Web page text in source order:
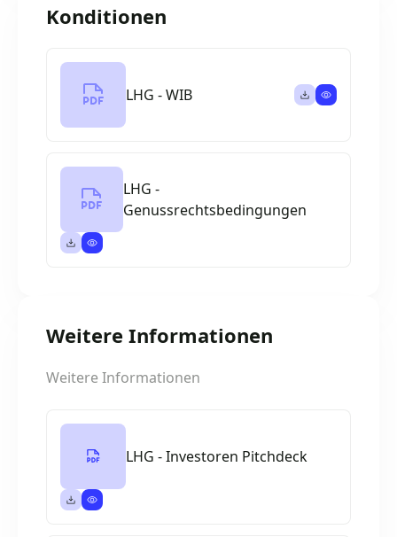
Konditionen
LHG - WIB
LHG -
Genussrechtsbedingungen
Weitere Informationen
Weitere Informationen
LHG - Investoren Pitchdeck